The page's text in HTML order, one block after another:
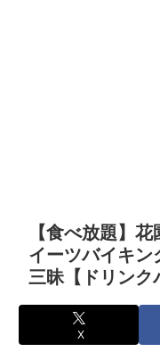
【食べ放題】
イーツバイキ
三昧【ドリンク
X